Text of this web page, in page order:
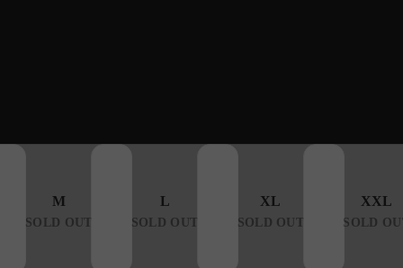
M
SOLD OUT
L
SOLD OUT
XL
SOLD OUT
XXL
SOLD